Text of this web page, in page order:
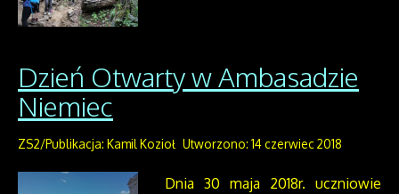
Dzień Otwarty w Ambasadzie
Niemiec
ZS2/Publikacja: Kamil Kozioł Utworzono: 14 czerwiec 2018
Dnia 30 maja 2018r. uczniowie